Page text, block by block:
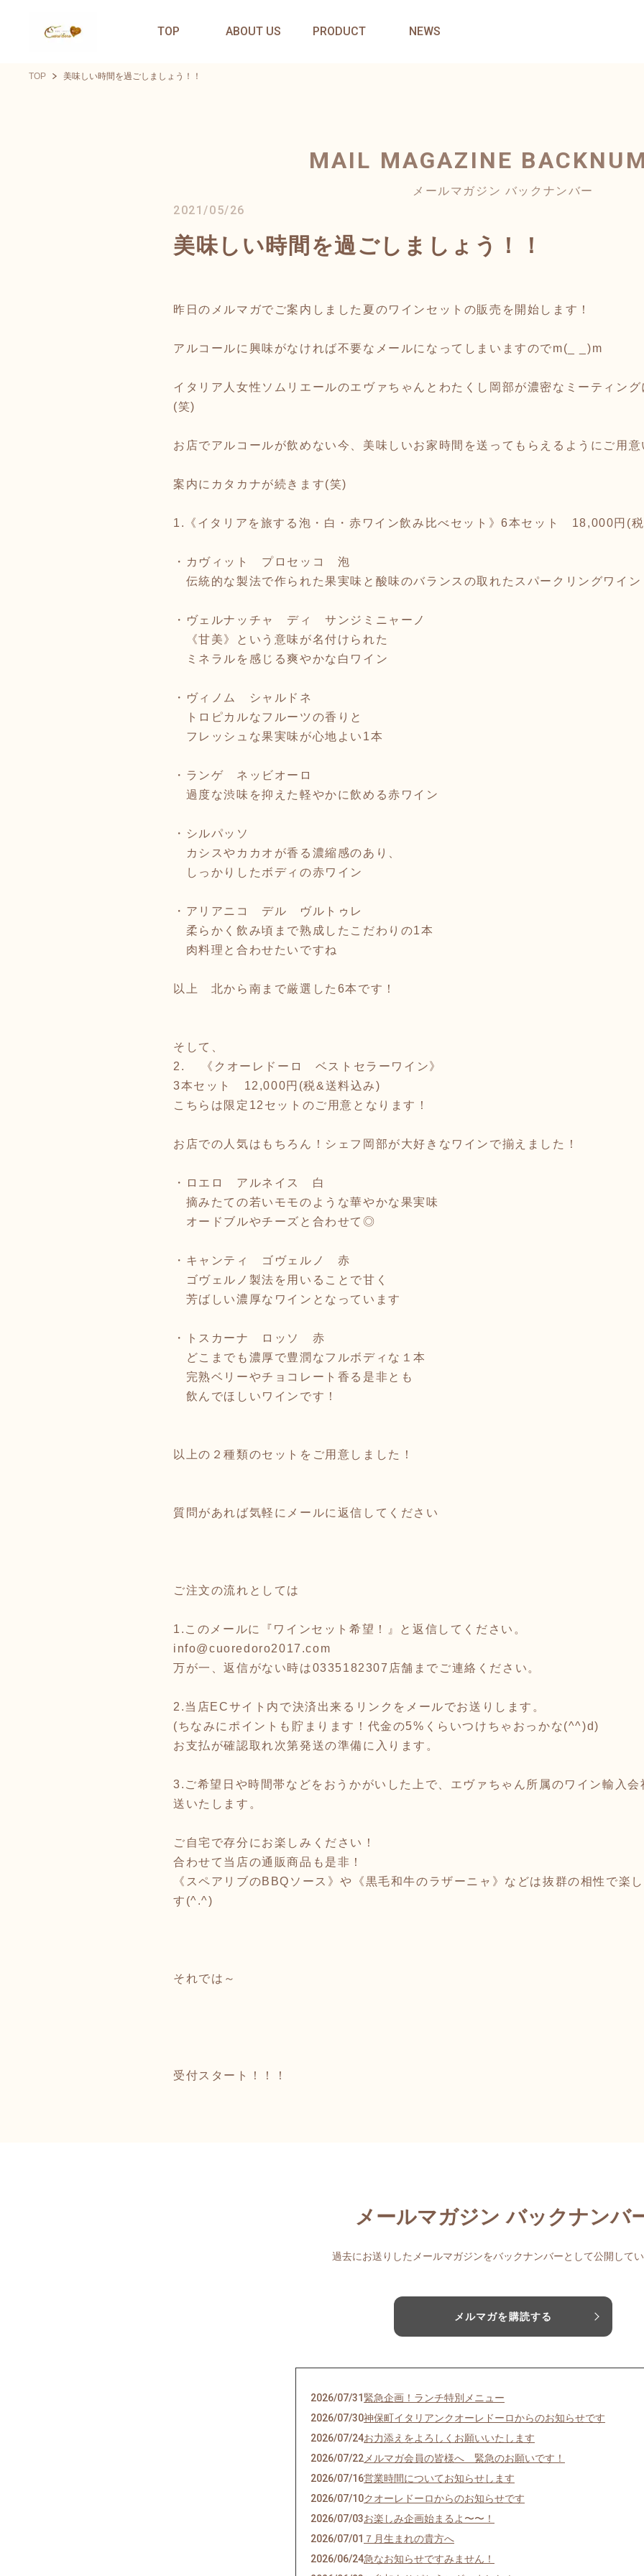
TOP ABOUT US PRODUCT NEWS
TOP 美味しい時間を過ごしましょう！！
MAIL MAGAZINE
メールマガジン バックナンバー
2021/05/26
美味しい時間を過ごしましょう！！
昨日のメルマガでご案内しました夏のワインセットの販売を開始します！
アルコールに興味がなければ不要なメールになってしまいますのでm(_ _)m
イタリア人女性ソムリエールのエヴァちゃんとわたくし岡部が濃密なミーティン
(笑)
お店でアルコールが飲めない今、美味しいお家時間を送ってもらえるようにご用
案内にカタカナが続きます(笑)
1.《イタリアを旅する泡・白・赤ワイン飲み比べセット》6本セット 18,000円(
・カヴィット プロセッコ 泡
伝統的な製法で作られた果実味と酸味のバランスの取れたスパークリングワイン
・ヴェルナッチャ ディ サンジミニャーノ
《甘美》という意味が名付けられた
ミネラルを感じる爽やかな白ワイン
・ヴィノム シャルドネ
トロピカルなフルーツの香りと
フレッシュな果実味が心地よい1本
・ランゲ ネッビオーロ
過度な渋味を抑えた軽やかに飲める赤ワイン
・シルパッソ
カシスやカカオが香る濃縮感のあり、
しっかりしたボディの赤ワイン
・アリアニコ デル ヴルトゥレ
柔らかく飲み頃まで熟成したこだわりの1本
肉料理と合わせたいですね
以上 北から南まで厳選した6本です！
そして、
2. 《クオーレドーロ ベストセラーワイン》
3本セット 12,000円(税&送料込み)
こちらは限定12セットのご用意となります！
お店での人気はもちろん！シェフ岡部が大好きなワインで揃えました！
・ロエロ アルネイス 白
摘みたての若いモモのような華やかな果実味
オードブルやチーズと合わせて◎
・キャンティ ゴヴェルノ 赤
ゴヴェルノ製法を用いることで甘く
芳ばしい濃厚なワインとなっています
・トスカーナ ロッソ 赤
どこまでも濃厚で豊潤なフルボディな１本
完熟ベリーやチョコレート香る是非とも
飲んでほしいワインです！
以上の２種類のセットをご用意しました！
質問があれば気軽にメールに返信してください
ご注文の流れとしては
1.このメールに『ワインセット希望！』と返信してください。
info@cuoredoro2017.com
万が一、返信がない時は0335182307店舗までご連絡ください。
2.当店ECサイト内で決済出来るリンクをメールでお送りします。
(ちなみにポイントも貯まります！代金の5%くらいつけちゃおっかな(^^)d)
お支払が確認取れ次第発送の準備に入ります。
3.ご希望日や時間帯などをおうかがいした上で、エヴァちゃん所属のワイン輸入
送いたします。
ご自宅で存分にお楽しみください！
合わせて当店の通販商品も是非！
《スペアリブのBBQソース》や《黒毛和牛のラザーニャ》などは抜群の相性で楽
す(^.^)
それでは～
受付スタート！！！
メールマガジン バックナンバ
過去にお送りしたメールマガジンをバックナンバーとして公開して
メルマガを購読する
2026/07/31 緊急企画！ランチ特別メニュー
2026/07/30神保町イタリアンクオーレドーロからのお知らせです
2026/07/24お力添えをよろしくお願いいたします
2026/07/22 メルマガ会員の皆様へ 緊急のお願いです！
2026/07/16営業時間についてお知らせします
2026/07/10クオーレドーロからのお知らせです
2026/07/03お楽しみ企画始まるよ〜〜！
2026/07/01 ７月生まれの貴方へ
2026/06/24急なお知らせですみません！